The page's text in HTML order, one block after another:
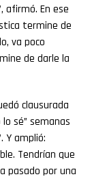
afirmó. En ese
termine de
va poco
de darle la
clausurada
sé” semanas
Y amplió:
Tendrían que
pasado por una